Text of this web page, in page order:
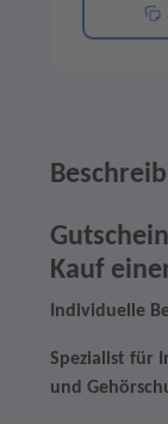
Kauf
Individuelle
Spezialist für
und